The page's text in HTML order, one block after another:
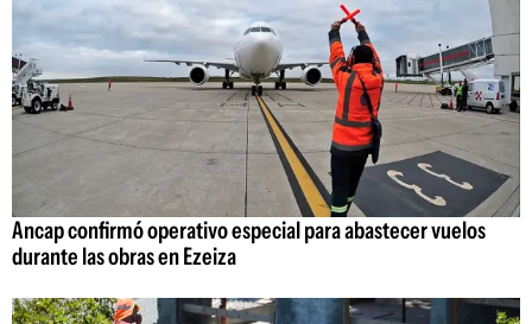
Ancap confirmó operativo especial para abastecer vuelos
durante las obras en Ezeiza